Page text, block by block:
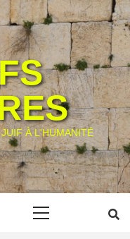
À L'HUMANITÉ